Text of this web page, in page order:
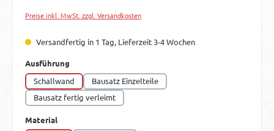
Preise inkl. MwSt. zzgl. Versandkosten
Versandfertig in 1 Tag, Lieferzeit 3-4 Wochen
Ausführung
Schallwand
Bausatz Einzelteile
Bausatz fertig verleimt
Material